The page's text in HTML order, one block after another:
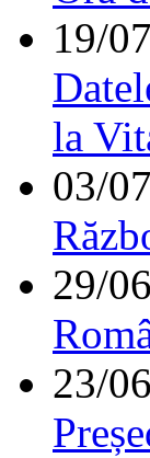
19/
la
03/
29/
23/